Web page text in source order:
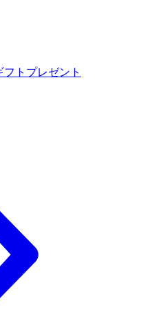
トプレゼント